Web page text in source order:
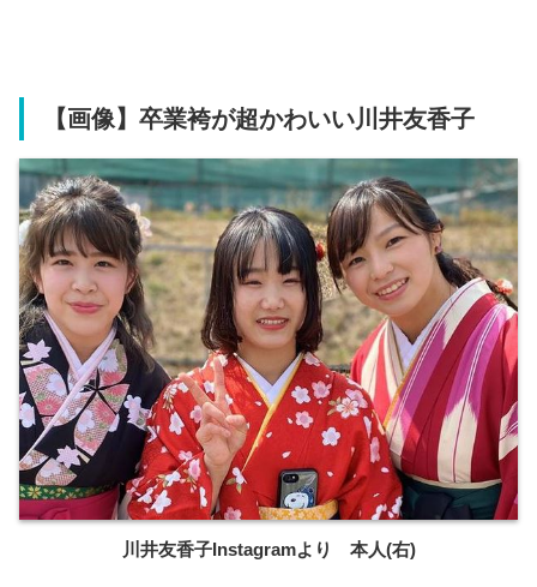
【画像】卒業袴が超かわいい川井友香子
川井友香子Instagramより 本人(右)